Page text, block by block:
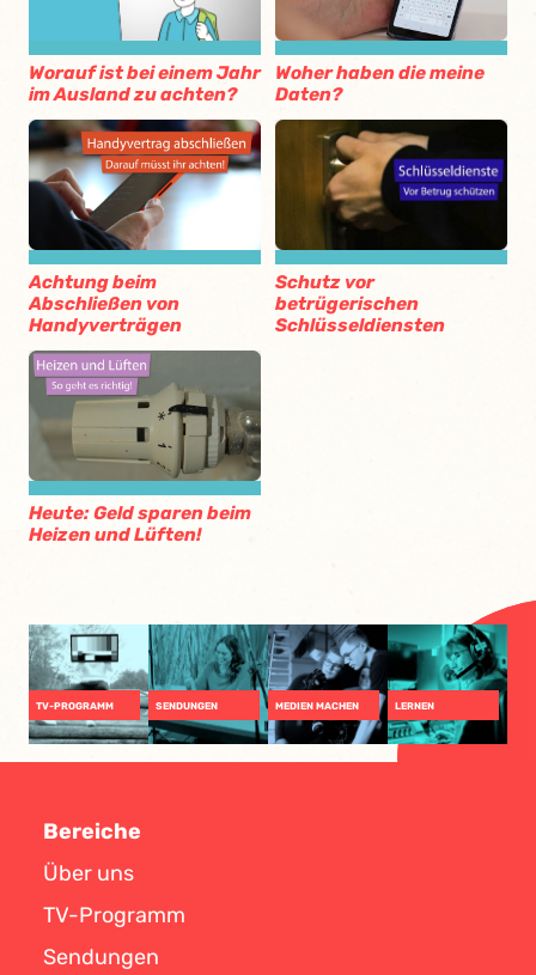
Worauf ist bei einem Jahr
im Ausland zu achten?
Woher haben die meine
Daten?
Achtung beim
Abschließen von
Handyverträgen
Schutz vor
betrügerischen
Schlüsseldiensten
Heute: Geld sparen beim
Heizen und Lüften!
TV-PROGRAMM SENDUNGEN MEDIEN MACHEN LERNEN
Bereiche
Über uns
TV-Programm
Sendungen